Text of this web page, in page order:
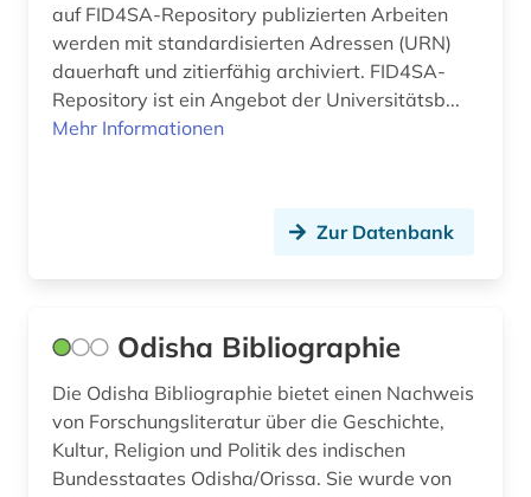
auf FID4SA-Repository publizierten Arbeiten
werden mit standardisierten Adressen (URN)
dauerhaft und zitierfähig archiviert. FID4SA-
Repository ist ein Angebot der Universitätsb...
Mehr Informationen
Zur Datenbank
Odisha Bibliographie
Die Odisha Bibliographie bietet einen Nachweis
von Forschungsliteratur über die Geschichte,
Kultur, Religion und Politik des indischen
Bundesstaates Odisha/Orissa. Sie wurde von